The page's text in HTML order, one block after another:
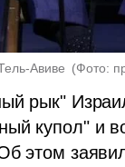
Авиве (Фото:
рык"
купол" и
этом